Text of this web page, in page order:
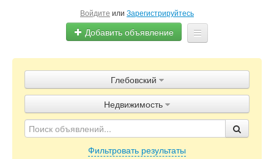
Войдите или Зарегистрируйтесь
Добавить объявление
Объявления
Блог
Глебовский
Недвижимость
Фильтровать результаты